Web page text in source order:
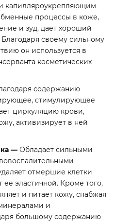
капилляроукрепляющим
процессы в коже,
и зуд, дает хороший
своему сильному
он используется в
косметических
содержанию
стимулирующее
циркуляцию крови,
активизирует в ней
— Обладает сильными
отмершие клетки
ее эластичной. Кроме того,
и питает кожу, снабжая
и
большому содержанию